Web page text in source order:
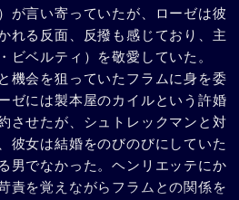
が言い寄っていたが、ローゼは彼
れる反面、反撥も感じており、主
ビベルティ）を敬愛していた。
機会を狙っていたフラムに身を委
ゼには製本屋のカイルという許婚
させたが、シュトレックマンと対
彼女は結婚をのびのびにしていた
男でなかった。ヘンリエッテにか
責を覚えながらフラムとの関係を